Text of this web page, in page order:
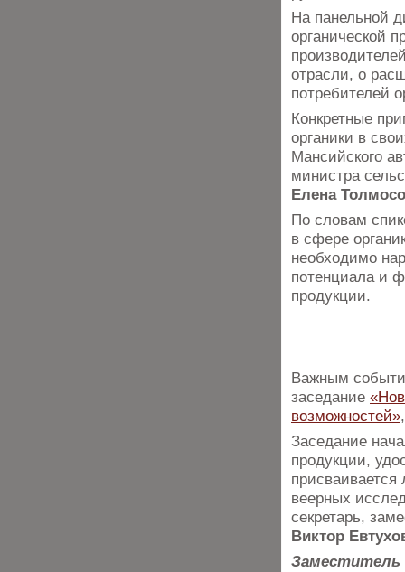
На панельной
органической
отрасли, о
потребителей
Конкретные
органики в
Мансийского
министра
Елена
По словам
в сфере
необходимо
потенциала и
продукции.
Важным
заседание
возможностей»
Заседание
продукции,
веерных
секретарь,
Виктор